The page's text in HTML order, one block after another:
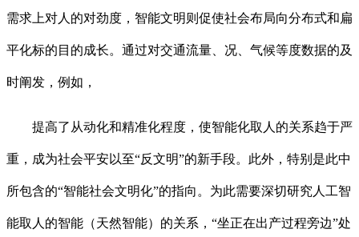
需求上对人的对劲度，智能文明则促使社会布局向分布式和扁
平化标的目的成长。通过对交通流量、况、气候等度数据的及
时阐发，例如，
提高了从动化和精准化程度，使智能化取人的关系趋于严
重，成为社会平安以至“反文明”的新手段。此外，特别是此中
所包含的“智能社会文明化”的指向。为此需要深切研究人工智
能取人的智能（天然智能）的关系，“坐正在出产过程旁边”处